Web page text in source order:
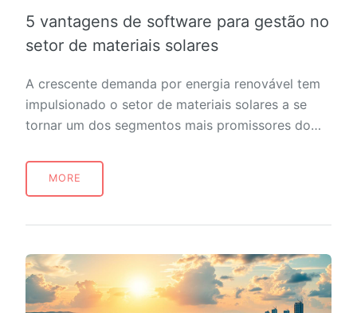
5 vantagens de software para gestão no
setor de materiais solares
A crescente demanda por energia renovável tem
impulsionado o setor de materiais solares a se
tornar um dos segmentos mais promissores do…
MORE